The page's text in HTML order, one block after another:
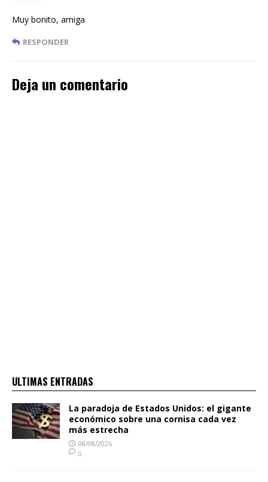
Muy bonito, amiga
RESPONDER
Deja un comentario
ULTIMAS ENTRADAS
La paradoja de Estados Unidos: el gigante
económico sobre una cornisa cada vez
más estrecha
08/08/2026
0